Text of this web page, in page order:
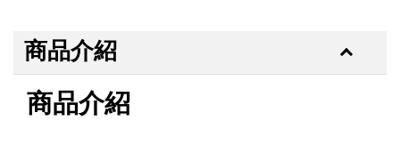
商品介紹
商品介紹